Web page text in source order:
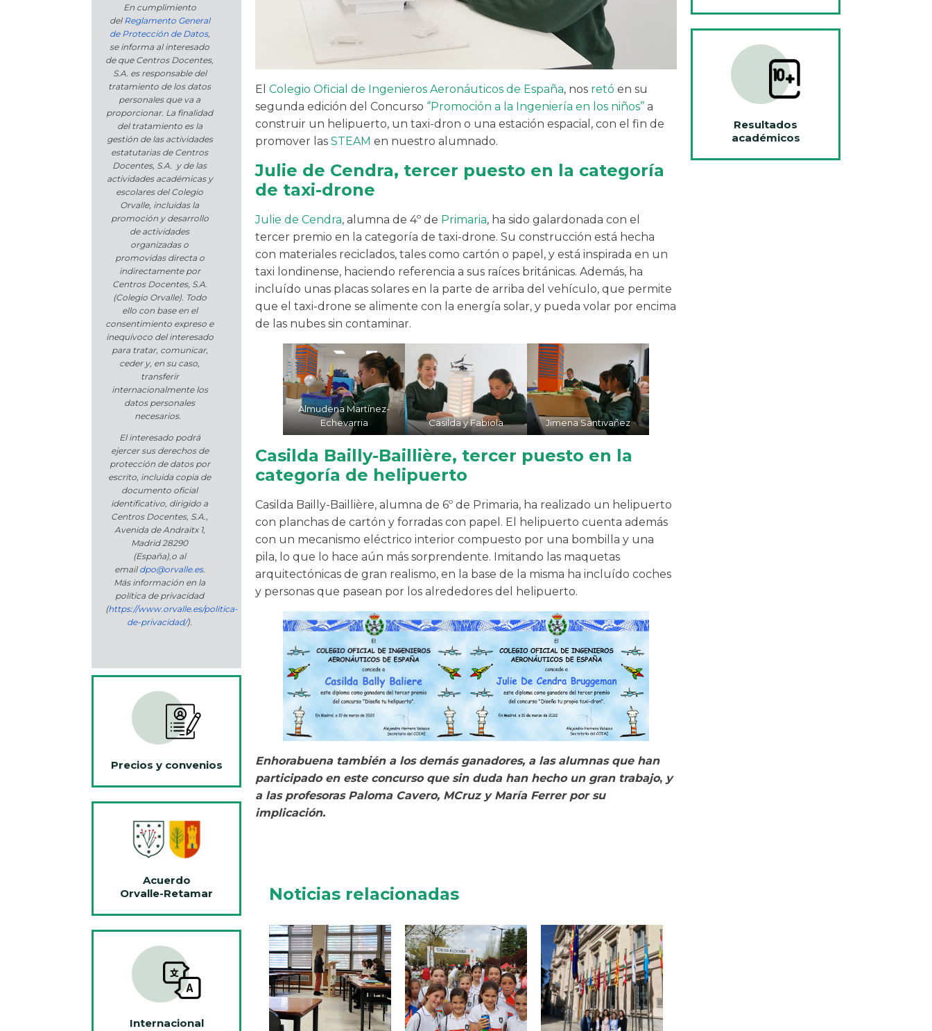
En cumplimiento
delReglamento General
de Protección de Datos,
se informa al interesado
de que Centros Docentes,
S.A. es responsable del
tratamiento de los datos
personales que va a
proporcionar. La finalidad
del tratamiento es la
gestión de las actividades
estatutarias de Centros
Docentes, S.A. y de las
actividades académicas y
escolares del Colegio
Orvalle, incluidas la
promoción y desarrollo
de actividades
organizadas o
promovidas directa o
indirectamente por
Centros Docentes, S.A.
(Colegio Orvalle). Todo
ello con base en el
consentimiento expreso e
inequívoco del interesado
para tratar, comunicar,
ceder y, en su caso,
transferir
internacionalmente los
datos personales
necesarios.
El interesado podrá
ejercer sus derechos de
protección de datos por
escrito, incluida copia de
documento oficial
identificativo, dirigido a
Centros Docentes, S.A.,
Avenida de Andraitx 1,
Madrid 28290
(España),o al
emaildpo@orvalle.es.
Más información en la
política de privacidad
(https://www.orvalle.es/politica-
de-privacidad/).
Precios y convenios
Acuerdo
Orvalle-Retamar
Internacional
El Colegio Oficial de Ingenieros Aeronáuticos de España, nos retó en su
segunda edición del Concurso ‘’Promoción a la Ingeniería en los niños’’ a
construir un helipuerto, un taxi-dron o una estación espacial, con el fin de
promover las STEAM en nuestro alumnado.
Julie de Cendra, tercer puesto en la categoría
de taxi-drone
Julie de Cendra, alumna de 4º de Primaria, ha sido galardonada con el
tercer premio en la categoría de taxi-drone. Su construcción está hecha
con materiales reciclados, tales como cartón o papel, y está inspirada en un
taxi londinense, haciendo referencia a sus raíces británicas. Además, ha
incluído unas placas solares en la parte de arriba del vehículo, que permite
que el taxi-drone se alimente con la energía solar, y pueda volar por encima
de las nubes sin contaminar.
Almudena Martínez-
Echevarria
Casilda y Fabiola Jimena Santivañez
Casilda Bailly-Baillière, tercer puesto en la
categoría de helipuerto
Casilda Bailly-Baillière, alumna de 6º de Primaria, ha realizado un helipuerto
con planchas de cartón y forradas con papel. El helipuerto cuenta además
con un mecanismo eléctrico interior compuesto por una bombilla y una
pila, lo que lo hace aún más sorprendente. Imitando las maquetas
arquitectónicas de gran realismo, en la base de la misma ha incluído coches
y personas que pasean por los alrededores del helipuerto.
Enhorabuena también a los demás ganadores, a las alumnas que han
participado en este concurso que sin duda han hecho un gran trabajo, y
a las profesoras Paloma Cavero, MCruz y María Ferrer por su
implicación.
Noticias relacionadas
Resultados
académicos